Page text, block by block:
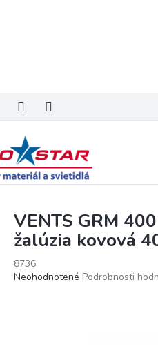
VENTS GRM
žalúzia kovová
8736
Priemerné
Neohodnotené Podrobnosti